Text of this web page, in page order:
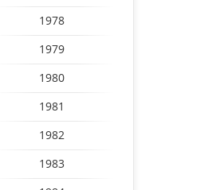
1978
1979
1980
1981
1982
1983